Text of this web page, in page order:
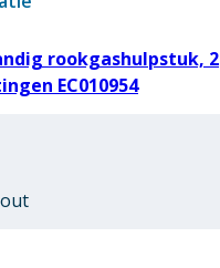
rookgashulpstuk, 2
EC010954